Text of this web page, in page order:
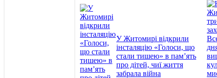
У Житомирі відкрили
інсталяцію «Голоси, що
стали тишею» в пам’ять
про дітей, чиї життя
забрала війна